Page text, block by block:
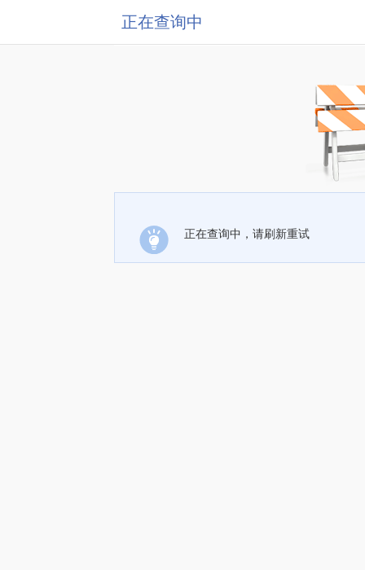
正在查询中
正在查询中，请刷新重试